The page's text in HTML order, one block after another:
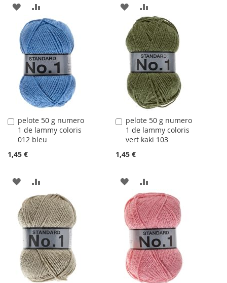
AJOUTER
À
LA
LISTE
D'ACHATS
AU
COMPARATEUR
AJOUTER
À
LA
LISTE
D'ACHATS
AU
COMPARATEUR
pelote 50 g numero
1 de lammy coloris
012 bleu
1,45 €
Ajouter
au
panier
AJOUTER
À
LA
LISTE
D'ACHATS
AU
COMPARATEUR
pelote 50 g numero
1 de lammy coloris
vert kaki 103
1,45 €
Ajouter
au
panier
AJOUTER
À
LA
LISTE
D'ACHATS
AU
COMPARATEUR